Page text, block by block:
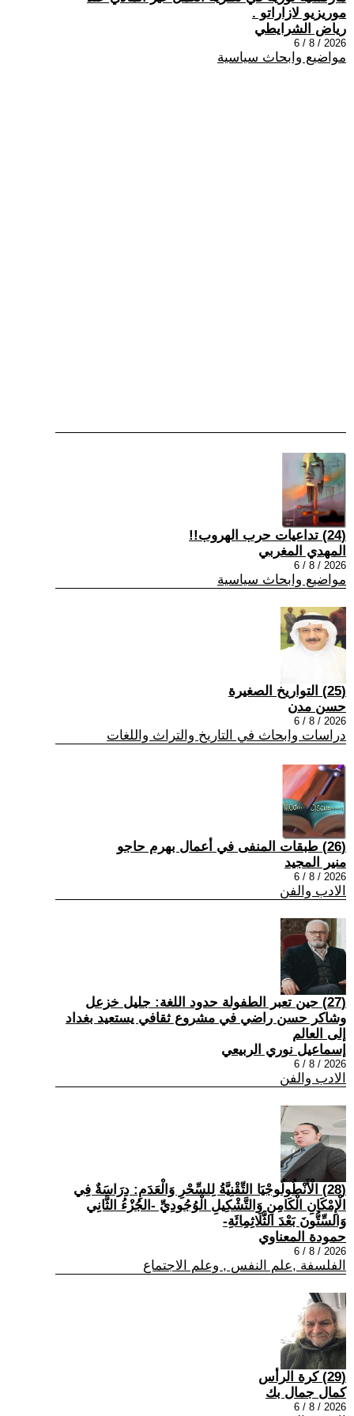
موريزيو لازاراتو .
رياض الشرايطي
2026 / 8 / 6
مواضيع وابحاث سياسية
(24) تداعيات حرب الهروب!!
المهدي المغربي
2026 / 8 / 6
مواضيع وابحاث سياسية
(25) التواريخ الصغيرة
حسن مدن
2026 / 8 / 6
دراسات وابحاث في التاريخ والتراث واللغات
(26) طبقات المنفى في أعمال بهرم حاجو
منير المجيد
2026 / 8 / 6
الادب والفن
(27) حين تعبر الطفولة حدود اللغة: جليل خزعل
وشاكر حسن راضي في مشروع ثقافي يستعيد بغداد
إلى العالم
إسماعيل نوري الربيعي
2026 / 8 / 6
الادب والفن
(28) الْأَنْطُولُوجْيَا التِّقْنِيَّةُ لِلسِّحْرِ وَالْعَدَمِ: دِرَاسَةٌ فِي
الْإِمْكَانِ الْكَامِنِ وَالتَّشْكِيلِ الْوُجُودِيِّ -الجُزْءُ الثَّانِي
وَالسِّتُّونَ بَعْدَ الثَّلَاثِمِائَةِ-
حمودة المعناوي
2026 / 8 / 6
الفلسفة ,علم النفس , وعلم الاجتماع
(29) كرة الرأس
كمال جمال بك
2026 / 8 / 6